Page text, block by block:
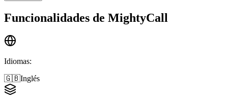
Funcionalidades de MightyCall
Idiomas:
🇬🇧Inglés